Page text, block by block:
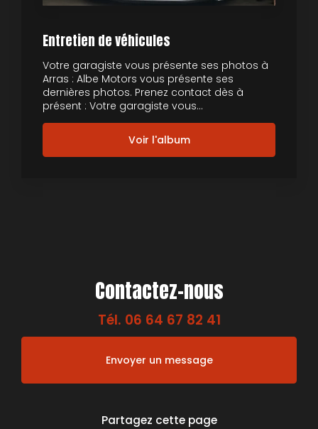
Entretien de véhicules
Votre garagiste vous présente ses photos à
Arras : Albe Motors vous présente ses
dernières photos. Prenez contact dès à
présent : Votre garagiste vous...
Voir l'album
Contactez-nous
Tél. 06 64 67 82 41
Envoyer un message
Partagez cette page